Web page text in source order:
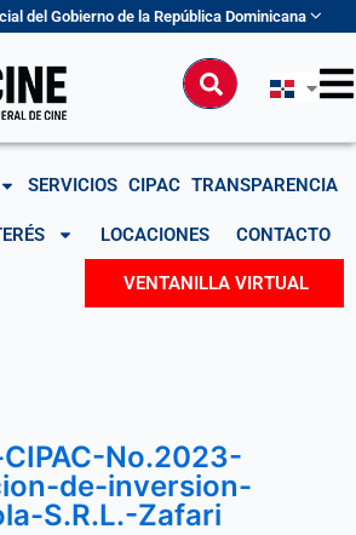
del Gobierno de la República Dominicana
Buscar
SERVICIOS CIPAC TRANSPARENCIA
LOCACIONES CONTACTO
VENTANILLA VIRTUAL
No.2023-
de-inversion-
S.R.L.-Zafari